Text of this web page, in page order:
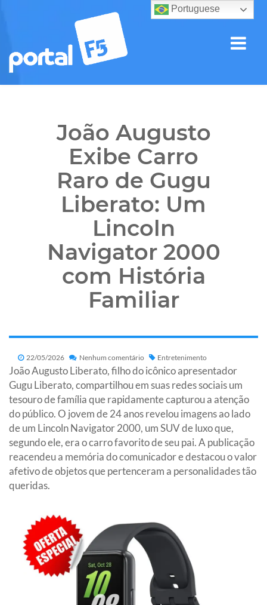
João Augusto
Exibe Carro
Raro de Gugu
Liberato: Um
Lincoln
Navigator 2000
com História
Familiar
22/05/2026 Nenhum comentário Entretenimento
João Augusto Liberato, filho do icônico apresentador
Gugu Liberato, compartilhou em suas redes sociais um
tesouro de família que rapidamente capturou a atenção
do público. O jovem de 24 anos revelou imagens ao lado
de um Lincoln Navigator 2000, um SUV de luxo que,
segundo ele, era o carro favorito de seu pai. A publicação
reacendeu a memória do comunicador e destacou o valor
afetivo de objetos que pertenceram a personalidades tão
queridas.
Portuguese